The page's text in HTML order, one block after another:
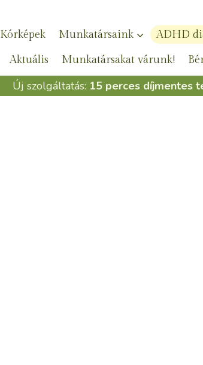
Kórképek Munkatársaink ADHD
Aktuális Munkatársakat várunk!
Új szolgáltatás: 15 perces díjmentes